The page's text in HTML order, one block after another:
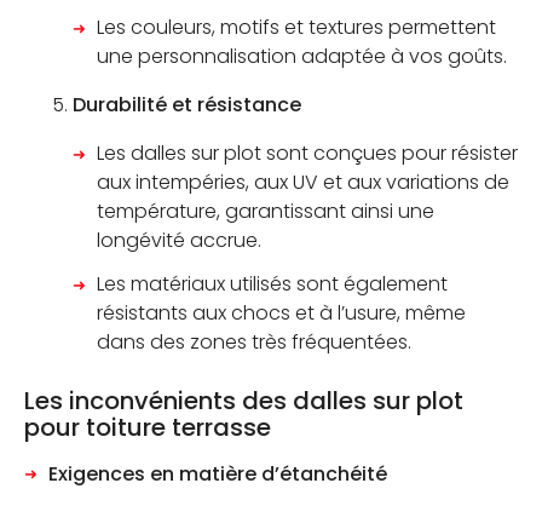
Les couleurs, motifs et textures permettent
une personnalisation adaptée à vos goûts.
Durabilité et résistance
Les dalles sur plot sont conçues pour résister
aux intempéries, aux UV et aux variations de
température, garantissant ainsi une
longévité accrue.
Les matériaux utilisés sont également
résistants aux chocs et à l’usure, même
dans des zones très fréquentées.
Les inconvénients des dalles sur plot
pour toiture terrasse
Exigences en matière d’étanchéité